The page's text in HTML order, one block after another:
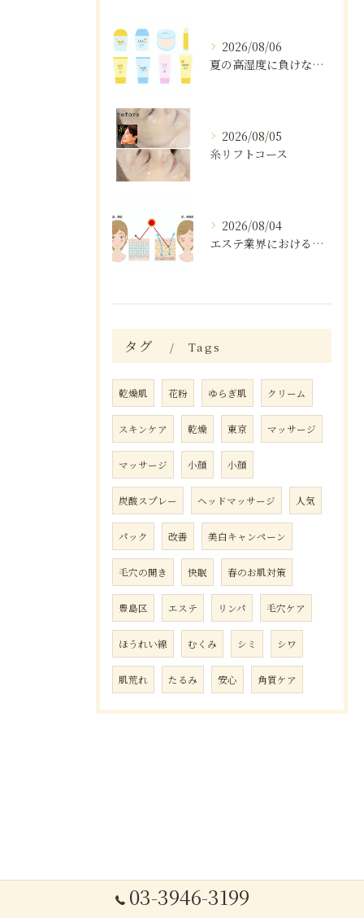
2026/08/06
夏の高湿度に負けない肌ケア術
2026/08/05
糸リフトコース
2026/08/04
エステ業界における口コミの効果分析
タグ Tags
乾燥肌 花粉 ゆらぎ肌 クリーム
スキンケア 乾燥 東京 マッサージ
マッサージ 小顔 小顔
炭酸スプレー ヘッドマッサージ 人気
パック 改善 美白キャンペーン
毛穴の開き 快眠 春のお肌対策
豊島区 エステ リンパ 毛穴ケア
ほうれい線 むくみ シミ シワ
肌荒れ たるみ 安心 角質ケア
03-3946-3199